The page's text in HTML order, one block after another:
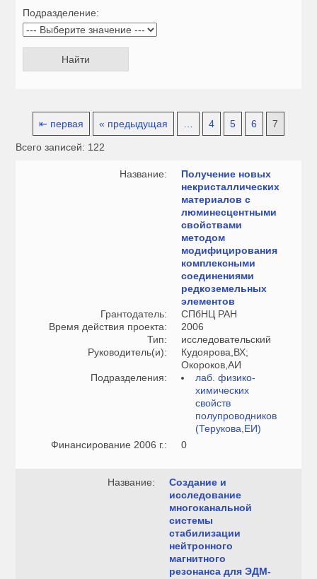
Подразделение:
⇤ первая « предыдущая 4 5 6 7
Всего записей: 122
Название:
Получение новых
некристаллических
материалов с
люминесцентными
свойствами
методом
модифицирования
комплексными
соединениями
редкоземельных
элементов
Грантодатель:
СПбНЦ РАН
Время действия проекта:
2006
Тип:
исследовательский
Руководитель(и):
Кудоярова,ВХ;
Окороков,АИ
Подразделения:
лаб. физико-
химических
свойств
полупроводников
(Терукова,ЕИ)
Финансирование 2006 г.:
0
Название:
Создание и
исследование
многоканальной
системы
стабилизации
нейтронного
магнитного
резонанса для ЭДМ-